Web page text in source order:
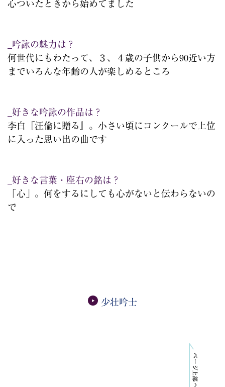
心ついたときから始めてました
_吟詠の魅力は？
何世代にもわたって、３、４歳の子供から90近い方
までいろんな年齢の人が楽しめるところ
_好きな吟詠の作品は？
李白『汪倫に贈る』。小さい頃にコンクールで上位
に入った思い出の曲です
_好きな言葉・座右の銘は？
「心」。何をするにしても心がないと伝わらないの
で
少壮吟士